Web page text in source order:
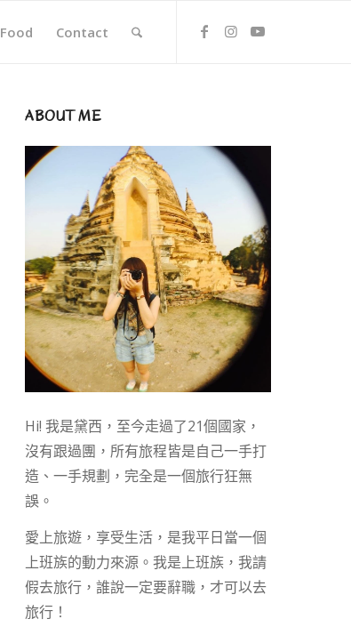
Food Contact
ABOUT ME
Hi! 我是黛西，至今走過了21個國家，
沒有跟過團，所有旅程皆是自己一手打
造、一手規劃，完全是一個旅行狂無
誤。
愛上旅遊，享受生活，是我平日當一個
上班族的動力來源。我是上班族，我請
假去旅行，誰說一定要辭職，才可以去
旅行！